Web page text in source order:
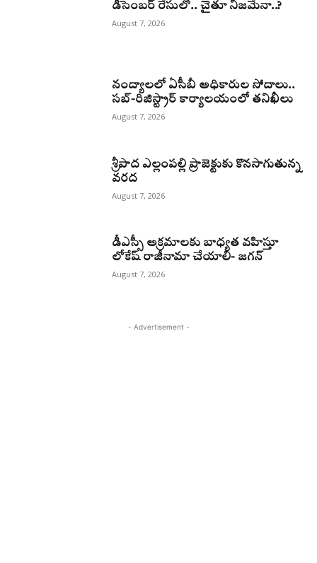
డిసెంబర్ రేసులో.. చైతూ నిజమేనా..?
August 7, 2026
నంద్యాలలో ఏసీబీ అధికారుల సోదాలు..
సబ్-రిజిస్ట్రార్ కార్యాలయంలో తనిఖీలు
August 7, 2026
శ్రీపాద ఎల్లంపల్లి ప్రాజెక్టుకు కొనసాగుతున్న
వరద
August 7, 2026
డీఎస్సీ అక్రమాలకు బాధ్యత వహిస్తూ
లోకేష్‌ రాజీనామా చేయాలి- జగన్
August 7, 2026
- Advertisement -